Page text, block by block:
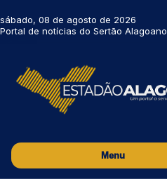
sábado, 08 de agosto de 2026
Portal de notícias do Sertão Alagoano
Menu